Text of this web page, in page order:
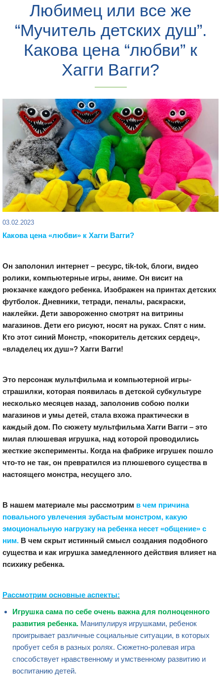
Любимец или все же
“Мучитель детских душ”.
Какова цена “любви” к
Хагги Вагги?
03.02.2023
Какова цена «любви» к Хагги Вагги?
Он заполонил интернет – ресурс, tik-tok, блоги, видео
ролики, компьютерные игры, аниме. Он висит на
рюкзачке каждого ребенка. Изображен на принтах детских
футболок. Дневники, тетради, пеналы, раскраски,
наклейки. Дети завороженно смотрят на витрины
магазинов. Дети его рисуют, носят на руках. Спят с ним.
Кто этот синий Монстр, «покоритель детских сердец»,
«владелец их душ»? Хагги Вагги!
Это персонаж мультфильма и компьютерной игры-
страшилки, которая появилась в детской субкультуре
несколько месяцев назад, заполонив собою полки
магазинов и умы детей, стала вхожа практически в
каждый дом. По сюжету мультфильма Хагги Вагги – это
милая плюшевая игрушка, над которой проводились
жесткие эксперименты. Когда на фабрике игрушек пошло
что-то не так, он превратился из плюшевого существа в
настоящего монстра, несущего зло.
В нашем материале мы рассмотрим в чем причина
повального увлечения зубастым монстром, какую
эмоциональную нагрузку на ребенка несет «общение» с
ним. В чем скрыт истинный смысл создания подобного
существа и как игрушка замедленного действия влияет на
психику ребенка.
Рассмотрим основные аспекты:
Игрушка сама по себе очень важна для полноценного
развития ребенка. Манипулируя игрушками, ребенок
проигрывает различные социальные ситуации, в которых
пробует себя в разных ролях. Сюжетно-ролевая игра
способствует нравственному и умственному развитию и
воспитанию детей.